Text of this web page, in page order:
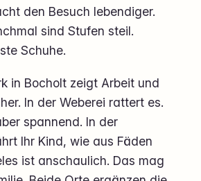
den Besuch lebendiger.
sind Stufen steil.
Schuhe.
in Bocholt zeigt Arbeit und
In der Weberei rattert es.
spannend. In der
Ihr Kind, wie aus Fäden
ist anschaulich. Das mag